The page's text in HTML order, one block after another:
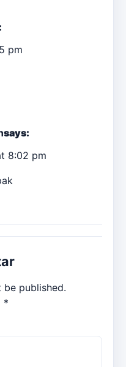
pm
says:
8:02 pm
be published.
*